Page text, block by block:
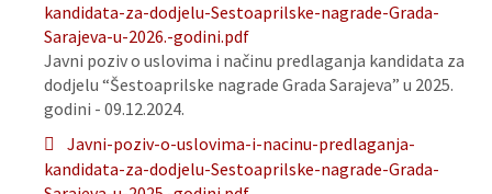
kandidata-za-dodjelu-Sestoaprilske-nagrade-Grada-
Sarajeva-u-2026.-godini.pdf
Javni poziv o uslovima i načinu predlaganja kandidata za
dodjelu “Šestoaprilske nagrade Grada Sarajeva” u 2025.
godini - 09.12.2024.
Javni-poziv-o-uslovima-i-nacinu-predlaganja-
kandidata-za-dodjelu-Sestoaprilske-nagrade-Grada-